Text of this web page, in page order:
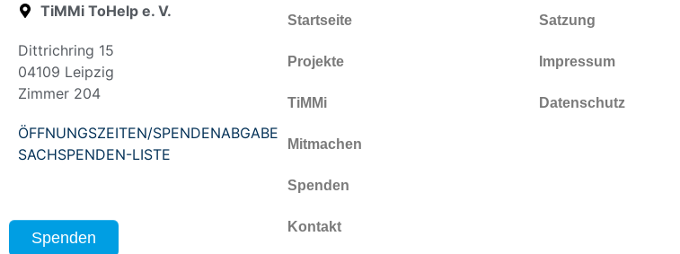
TiMMi ToHelp e. V.
Dittrichring 15
04109 Leipzig
Zimmer 204
ÖFFNUNGSZEITEN/SPENDENABGABE
SACHSPENDEN-LISTE
Startseite
Projekte
TiMMi
Mitmachen
Spenden
Kontakt
Satzung
Impressum
Datenschutz
Spenden